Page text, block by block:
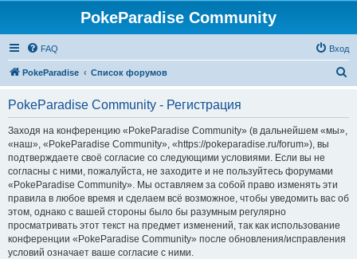
PokeParadise Community
FAQ Вход
PokeParadise Список форумов
PokeParadise Community - Регистрация
Заходя на конференцию «PokeParadise Community» (в дальнейшем «мы»,
«наш», «PokeParadise Community», «https://pokeparadise.ru/forum»), вы
подтверждаете своё согласие со следующими условиями. Если вы не
согласны с ними, пожалуйста, не заходите и не пользуйтесь форумами
«PokeParadise Community». Мы оставляем за собой право изменять эти
правила в любое время и сделаем всё возможное, чтобы уведомить вас об
этом, однако с вашей стороны было бы разумным регулярно
просматривать этот текст на предмет изменений, так как использование
конференции «PokeParadise Community» после обновления/исправления
условий означает ваше согласие с ними.